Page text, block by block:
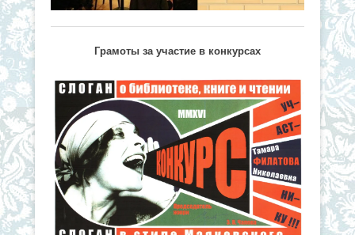
Грамоты за участие в конкурсах